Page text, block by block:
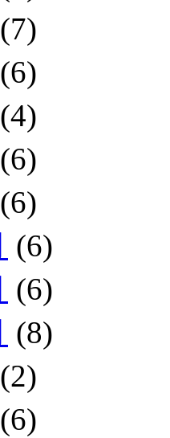
(7)
(6)
(4)
(6)
(6)
(6)
(6)
(8)
(2)
(6)